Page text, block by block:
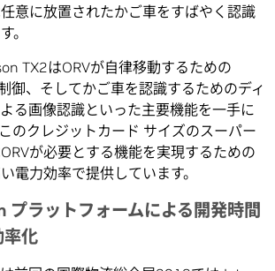
意に放置されたかご車をすばやく認識
。
TX2はORVが自律移動するための
御、そしてかご車を認識するためのディ
る画像認識といった主要機能を一手に
のクレジットカード サイズのスーパー
が必要とする機能を実現するための
電力効率で提供しています。
ラットフォームによる開発時間
率化